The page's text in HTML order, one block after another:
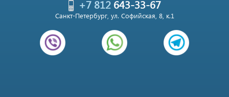
+7 812643-33-67
Санкт-Петербург, ул. Софийская, 8, к.1